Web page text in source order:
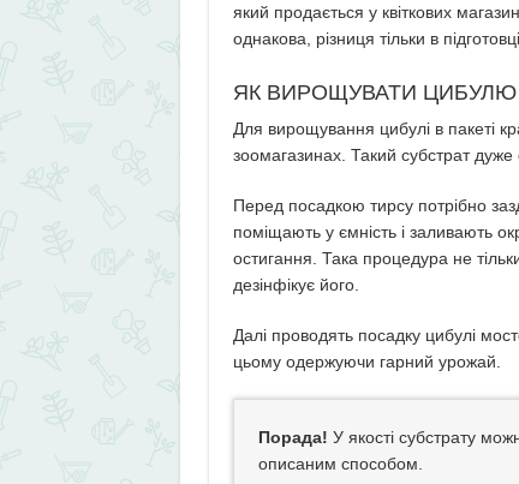
який продається у квіткових
однакова, різниця тільки в
ЯК ВИРОЩУВАТИ ЦИБУЛЮ
Для вирощування цибулі в пакеті
зоомагазинах. Такий субстрат дуже
Перед посадкою тирсу потрібно
поміщають у ємність і заливають
остигання. Така процедура не
дезінфікує його.
Далі проводять посадку цибулі
цьому одержуючи гарний урожай.
Порада! У якості субстрату
описаним способом.